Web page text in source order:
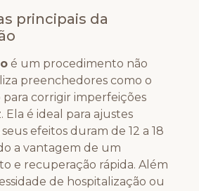
principais da
é um procedimento não
preenchedores como o
corrigir imperfeições
Ela é ideal para ajustes
efeitos duram de 12 a 18
a vantagem de um
e recuperação rápida. Além
de hospitalização ou